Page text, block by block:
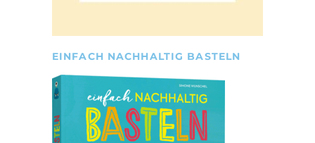
EINFACH NACHHALTIG BASTELN